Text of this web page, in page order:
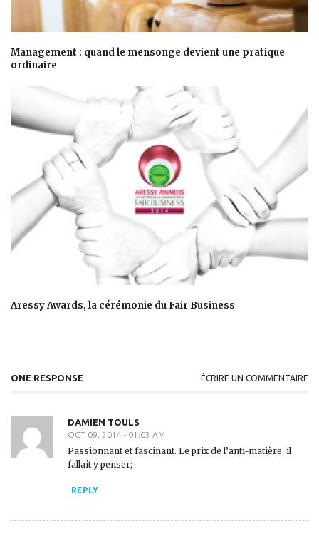
Management : quand le mensonge devient une pratique
ordinaire
Aressy Awards, la cérémonie du Fair Business
ONE RESPONSE ÉCRIRE UN COMMENTAIRE
DAMIEN TOULS
OCT 09, 2014 - 01:03 AM
Passionnant et fascinant. Le prix de l’anti-matière, il
fallait y penser;
REPLY